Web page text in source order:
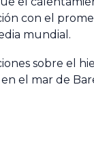
con el
mundial.
sobre el
el mar de